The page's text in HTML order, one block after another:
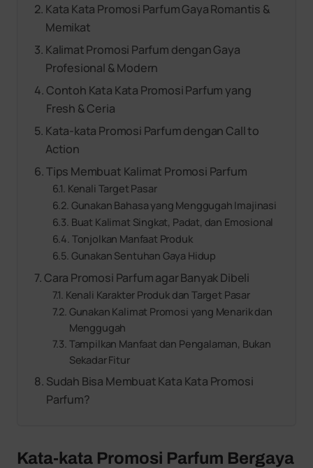
Kata Kata Promosi Parfum Gaya Romantis &
Memikat
Kalimat Promosi Parfum dengan Gaya
Profesional & Modern
Contoh Kata Kata Promosi Parfum yang
Fresh & Ceria
Kata-kata Promosi Parfum dengan Call to
Action
Tips Membuat Kalimat Promosi Parfum
Kenali Target Pasar
Gunakan Bahasa yang Menggugah Imajinasi
Buat Kalimat Singkat, Padat, dan Emosional
Tonjolkan Manfaat Produk
Gunakan Sentuhan Gaya Hidup
Cara Promosi Parfum agar Banyak Dibeli
Kenali Karakter Produk dan Target Pasar
Gunakan Kalimat Promosi yang Menarik dan
Menggugah
Tampilkan Manfaat dan Pengalaman, Bukan
Sekadar Fitur
Sudah Bisa Membuat Kata Kata Promosi
Parfum?
Kata-kata Promosi Parfum Bergaya